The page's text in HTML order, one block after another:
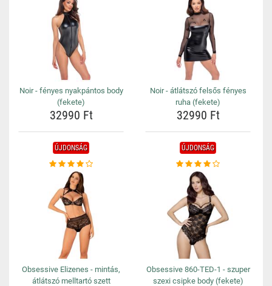
Noir - fényes nyakpántos body
(fekete)
32990 Ft
Noir - átlátszó felsős fényes
ruha (fekete)
32990 Ft
ÚJDONSÁG
Obsessive Elizenes - mintás,
átlátszó melltartó szett
ÚJDONSÁG
Obsessive 860-TED-1 - szuper
szexi csipke body (fekete)